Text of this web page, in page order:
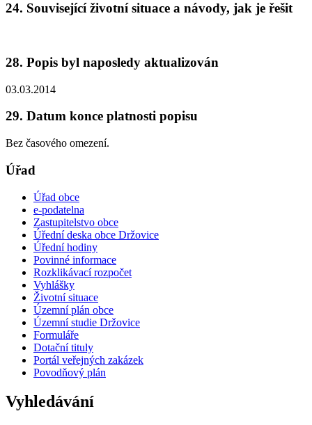
24. Související životní situace a návody, jak je řešit
28. Popis byl naposledy aktualizován
03.03.2014
29. Datum konce platnosti popisu
Bez časového omezení.
Úřad
Úřad obce
e-podatelna
Zastupitelstvo obce
Úřední deska obce Držovice
Úřední hodiny
Povinné informace
Rozklikávací rozpočet
Vyhlášky
Životní situace
Územní plán obce
Územní studie Držovice
Formuláře
Dotační tituly
Portál veřejných zakázek
Povodňový plán
Vyhledávání